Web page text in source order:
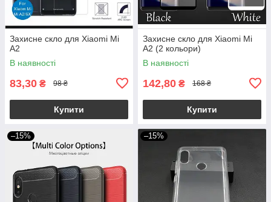
Захисне скло для Xiaomi Mi
A2
В наявності
83,30 ₴ 98 ₴
Купити
Захисне скло для Xiaomi Mi
A2 (2 кольори)
В наявності
142,80 ₴ 168 ₴
Купити
–15% –15%